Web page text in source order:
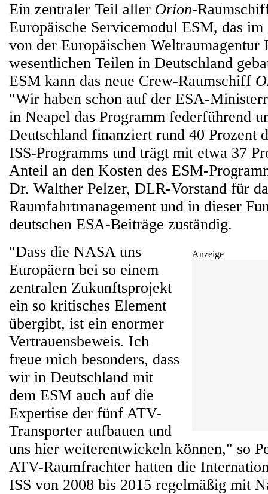
Ein zentraler Teil aller Orion-
Europäische Servicemodul ESM, das
von der Europäischen Weltraumagentur
wesentlichen Teilen in Deutschland
ESM kann das neue Crew-Raumschiff
"Wir haben schon auf der ESA-
in Neapel das Programm federführend
Deutschland finanziert rund 40 Prozent
ISS-Programms und trägt mit etwa 37
Anteil an den Kosten des ESM-
Dr. Walther Pelzer, DLR-Vorstand für
Raumfahrtmanagement und in dieser
deutschen ESA-Beiträge zuständig.
Anzeige
"Dass die NASA uns
Europäern bei so einem
zentralen Zukunftsprojekt
ein so kritisches Element
übergibt, ist ein enormer
Vertrauensbeweis. Ich
freue mich besonders, dass
wir in Deutschland mit
dem ESM auch auf die
Expertise der fünf ATV-
Transporter aufbauen und
uns hier weiterentwickeln können," so
ATV-Raumfrachter hatten die
ISS von 2008 bis 2015 regelmäßig mit